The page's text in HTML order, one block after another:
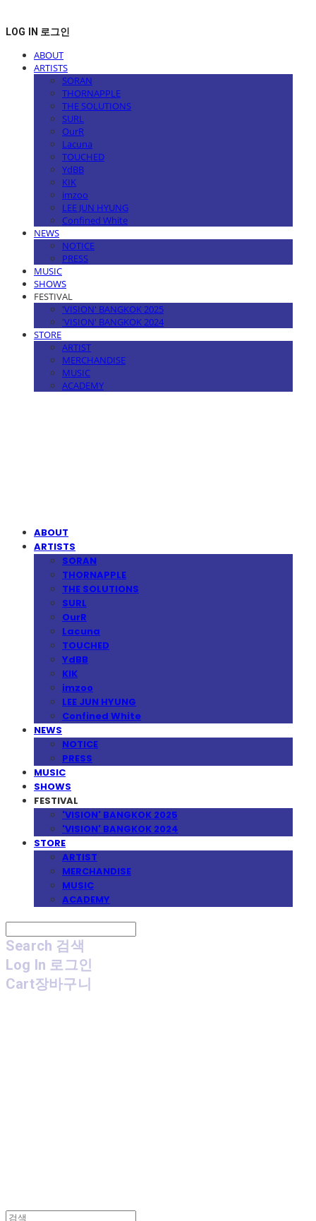
LOG IN 로그인
ABOUT
ARTISTS
SORAN
THORNAPPLE
THE SOLUTIONS
SURL
OurR
Lacuna
TOUCHED
YdBB
KIK
imzoo
LEE JUN HYUNG
Confined White
NEWS
NOTICE
PRESS
MUSIC
SHOWS
FESTIVAL
'VISION' BANGKOK 2025
'VISION' BANGKOK 2024
STORE
ARTIST
MERCHANDISE
MUSIC
ACADEMY
ABOUT
ARTISTS
SORAN
THORNAPPLE
THE SOLUTIONS
SURL
OurR
Lacuna
TOUCHED
YdBB
KIK
imzoo
LEE JUN HYUNG
Confined White
NEWS
NOTICE
PRESS
MUSIC
SHOWS
FESTIVAL
'VISION' BANGKOK 2025
'VISION' BANGKOK 2024
STORE
ARTIST
MERCHANDISE
MUSIC
ACADEMY
Search 검색
Log In 로그인
Cart장바구니